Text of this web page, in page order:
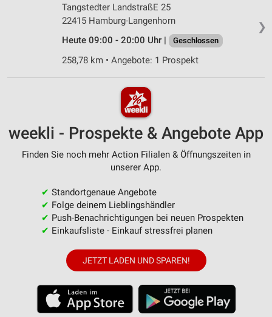
❯
Tangstedter LandstraßE 25
22415 Hamburg-Langenhorn
Heute 09:00 - 20:00 Uhr |
Geschlossen
258,78 km • Angebote: 1 Prospekt
weekli - Prospekte & Angebote App
Finden Sie noch mehr Action Filialen & Öffnungszeiten in
unserer App.
✔ Standortgenaue Angebote
✔ Folge deinem Lieblingshändler
✔ Push-Benachrichtigungen bei neuen Prospekten
✔ Einkaufsliste - Einkauf stressfrei planen
JETZT LADEN UND SPAREN!